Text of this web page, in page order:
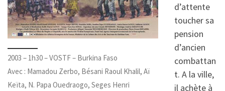
2003 – 1h30 – VOSTF – Burkina Faso
Avec : Mamadou Zerbo, Bésani Raoul Khalil, Aï
Keïta, N. Papa Ouedraogo, Seges Henri
d’attente
toucher sa
pension
d’ancien
combattan
t. A la ville,
il achète à